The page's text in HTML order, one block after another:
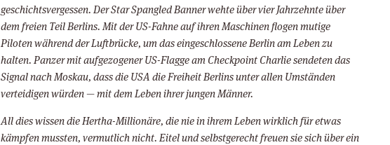
geschichtsvergessen. Der Star Spangled Banner wehte über vier Jahrzehnte über
dem freien Teil Berlins. Mit der US-Fahne auf ihren Maschinen flogen mutige
Piloten während der Luftbrücke, um das eingeschlossene Berlin am Leben zu
halten. Panzer mit aufgezogener US-Flagge am Checkpoint Charlie sendeten das
Signal nach Moskau, dass die USA die Freiheit Berlins unter allen Umständen
verteidigen würden — mit dem Leben ihrer jungen Männer.
All dies wissen die Hertha-Millionäre, die nie in ihrem Leben wirklich für etwas
kämpfen mussten, vermutlich nicht. Eitel und selbstgerecht freuen sie sich über ein